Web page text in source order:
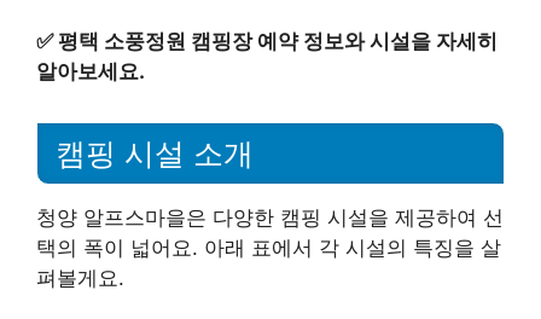
✅평택 소풍정원 캠핑장 예약 정보와 시설을 자세히
알아보세요.
캠핑 시설 소개
청양 알프스마을은 다양한 캠핑 시설을 제공하여 선
택의 폭이 넓어요. 아래 표에서 각 시설의 특징을 살
펴볼게요.